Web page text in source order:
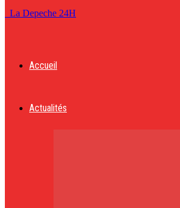
La Depeche 24H
Accueil
Actualités